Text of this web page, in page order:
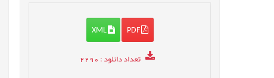
PDF
XML
تعداد دانلود: 2290